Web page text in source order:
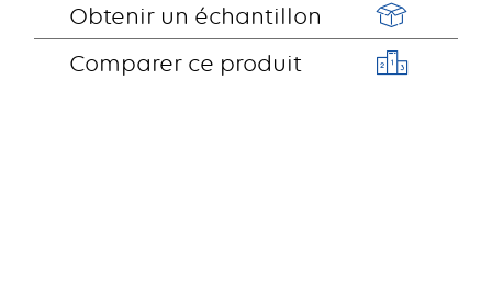
Obtenir un échantillon
Comparer ce produit